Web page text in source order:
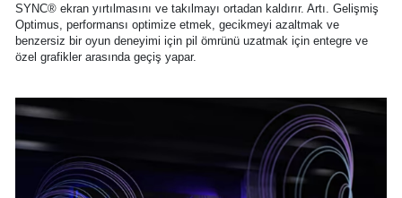
SYNC® ekran yırtılmasını ve takılmayı ortadan kaldırır. Artı. Gelişmiş
Optimus, performansı optimize etmek, gecikmeyi azaltmak ve
benzersiz bir oyun deneyimi için pil ömrünü uzatmak için entegre ve
özel grafikler arasında geçiş yapar.